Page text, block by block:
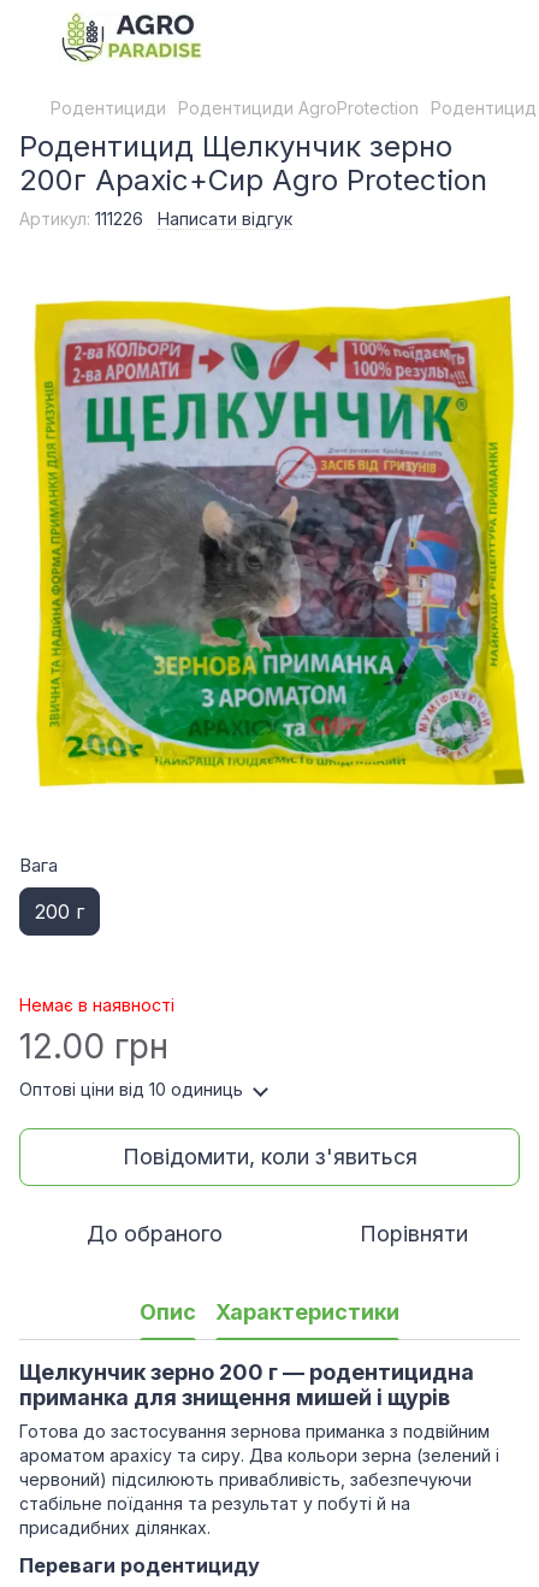
Родентициди Родентициди AgroProtection Родентицид
Родентицид Щелкунчик зерно
200г Арахіс+Сир Agro Protection
Артикул: 111226 Написати відгук
Вага
200 г
Немає в наявності
12.00 грн
Оптові ціни від 10 одиниць
Повідомити, коли з'явиться
До обраного Порівняти
Опис Характеристики
Щелкунчик зерно 200 г — родентицидна
приманка для знищення мишей і щурів
Готова до застосування зернова приманка з подвійним
ароматом арахісу та сиру. Два кольори зерна (зелений і
червоний) підсилюють привабливість, забезпечуючи
стабільне поїдання та результат у побуті й на
присадибних ділянках.
Переваги родентициду